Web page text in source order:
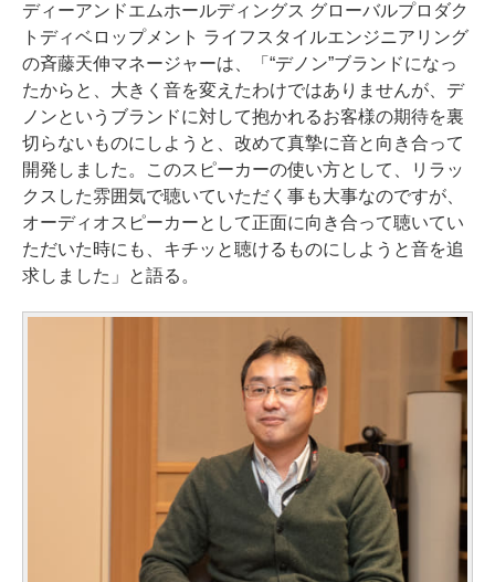
ディーアンドエムホールディングス グローバルプロダク
トディベロップメント ライフスタイルエンジニアリング
の斉藤天伸マネージャーは、「“デノン”ブランドになっ
たからと、大きく音を変えたわけではありませんが、デ
ノンというブランドに対して抱かれるお客様の期待を裏
切らないものにしようと、改めて真摯に音と向き合って
開発しました。このスピーカーの使い方として、リラッ
クスした雰囲気で聴いていただく事も大事なのですが、
オーディオスピーカーとして正面に向き合って聴いてい
ただいた時にも、キチッと聴けるものにしようと音を追
求しました」と語る。